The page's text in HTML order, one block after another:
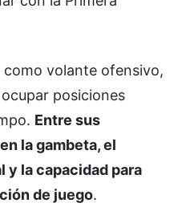
como volante ofensivo,
posiciones
Entre sus
la gambeta, el
la capacidad para
de juego.